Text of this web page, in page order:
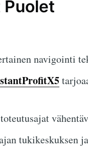
Puolet
navigointi
tukikeskuksen